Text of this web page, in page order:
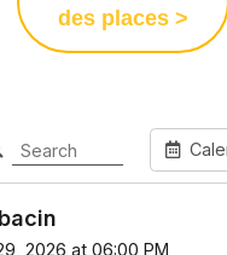
des places >